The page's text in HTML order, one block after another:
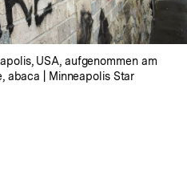
USA, aufgenommen am
abaca | Minneapolis Star